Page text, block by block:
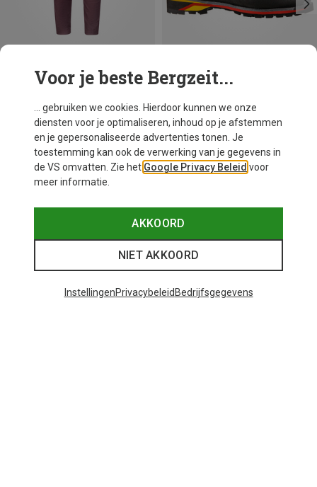
Je bespaart 25%
La Sportiva
€ 394,95
Voor je beste Bergzeit...
... gebruiken we cookies. Hierdoor kunnen we onze
diensten voor je optimaliseren, inhoud op je afstemmen
en je gepersonaliseerde advertenties tonen. Je
toestemming kan ook de verwerking van je gegevens in
de VS omvatten. Zie het Google Privacy Beleid voor
meer informatie.
AKKOORD
NIET AKKOORD
InstellingenPrivacybeleid Bedrijfsgegevens